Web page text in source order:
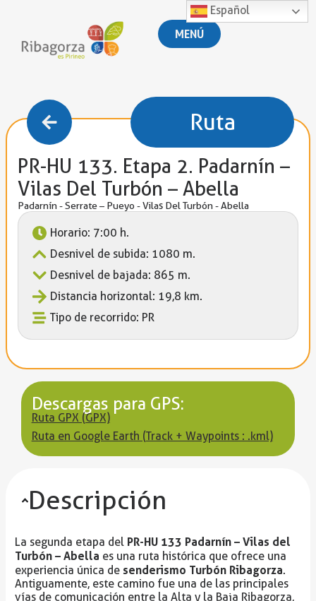
MENÚ
Ruta
PR-HU 133. Etapa 2. Padarnín –
Vilas Del Turbón – Abella
Padarnín - Serrate – Pueyo - Vilas Del Turbón - Abella
Horario: 7:00 h.
Desnivel de subida: 1080 m.
Desnivel de bajada: 865 m.
Distancia horizontal: 19,8 km.
Tipo de recorrido: PR
Descargas para GPS:
Ruta GPX (GPX)
Ruta en Google Earth (Track + Waypoints : .kml)
Descripción
La segunda etapa del PR-HU 133 Padarnín – Vilas del
Turbón – Abella es una ruta histórica que ofrece una
experiencia única de senderismo Turbón Ribagorza.
Antiguamente, este camino fue una de las principales
vías de comunicación entre la Alta y la Baja Ribagorza,
Español